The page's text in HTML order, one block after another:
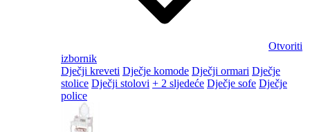
Otvoriti
izbornik
Dječji kreveti Dječje komode Dječji ormari Dječje
stolice Dječji stolovi + 2 sljedeće Dječje sofe Dječje
police